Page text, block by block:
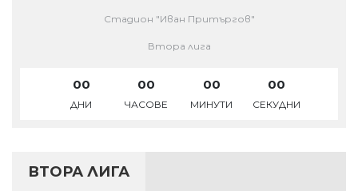
Стадион "Иван Притъргов"
Втора лига
00
ДНИ
00
ЧАСОВЕ
00
МИНУТИ
00
СЕКУДНИ
ВТОРА ЛИГА